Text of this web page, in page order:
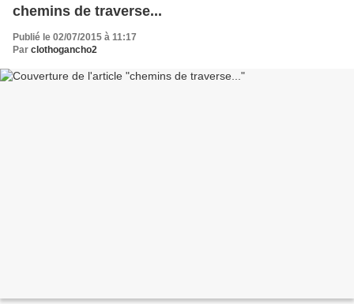
chemins de traverse...
Publié le 02/07/2015 à 11:17
Par clothogancho2